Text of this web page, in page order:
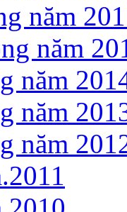
năm
năm
năm
năm
năm